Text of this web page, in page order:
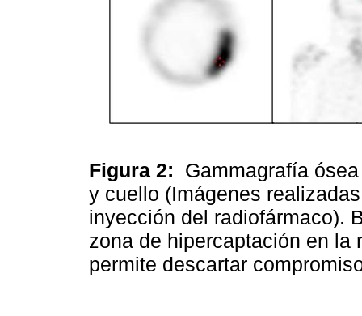
Figura 2: Gammagrafía
y cuello (Imágenes
inyección del radiofármaco).
zona de hipercaptación en la
permite descartar